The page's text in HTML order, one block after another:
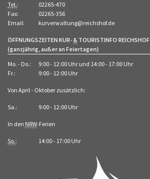
Tel.:
02265-470
Fax:
02265-356
Email:
kurverwaltung@reichshof.de
ÖFFNUNGSZEITEN KUR-& TOURISTINFO REICHSHOF
(ganzjährig, außer an Feiertagen)
Mo. - Do.:
9:00 - 12:00 Uhr und 14:00 - 17:00 Uhr
Fr.:
9:00 - 12:00 Uhr
Von April - Oktober zusätzlich:
Sa.: 9:00 - 12:00 Uhr
In den NRW-Ferien
So.: 14:00 - 17:00 Uhr